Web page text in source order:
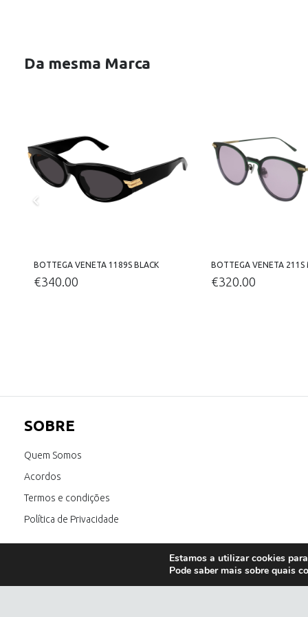
Da mesma Marca
BOTTEGA VENETA 1189S BLACK
€340.00
BOTTEGA VENETA 211S
€320.00
SOBRE
Quem Somos
Acordos
Termos e condições
Política de Privacidade
Estamos a utilizar cookies
Pode saber mais sobre quais